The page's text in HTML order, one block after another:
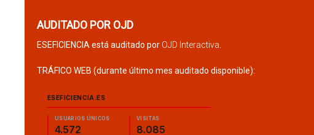
AUDITADO POR OJD
ESEFICIENCIA está auditado por OJD Interactiva
TRÁFICO WEB (durante último mes auditado disponible):